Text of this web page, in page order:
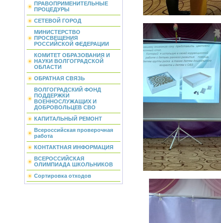
ПРАВОПРИМЕНИТЕЛЬНЫЕ
ПРОЦЕДУРЫ
СЕТЕВОЙ ГОРОД
МИНИСТЕРСТВО
ПРОСВЕЩЕНИЯ
РОССИЙСКОЙ ФЕДЕРАЦИИ
КОМИТЕТ ОБРАЗОВАНИЯ И
НАУКИ ВОЛГОГРАДСКОЙ
ОБЛАСТИ
ОБРАТНАЯ СВЯЗЬ
ВОЛГОГРАДСКИЙ ФОНД
ПОДДЕРЖКИ
ВОЕННОСЛУЖАЩИХ И
ДОБРОВОЛЬЦЕВ СВО
КАПИТАЛЬНЫЙ РЕМОНТ
Всероссийская проверочная
работа
КОНТАКТНАЯ ИНФОРМАЦИЯ
ВСЕРОССИЙСКАЯ
ОЛИМПИАДА ШКОЛЬНИКОВ
Сортировка отходов